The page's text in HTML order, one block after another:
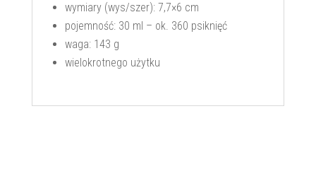
wymiary (wys/szer): 7,7×6 cm
pojemność: 30 ml – ok. 360 psiknięć
waga: 143 g
wielokrotnego użytku